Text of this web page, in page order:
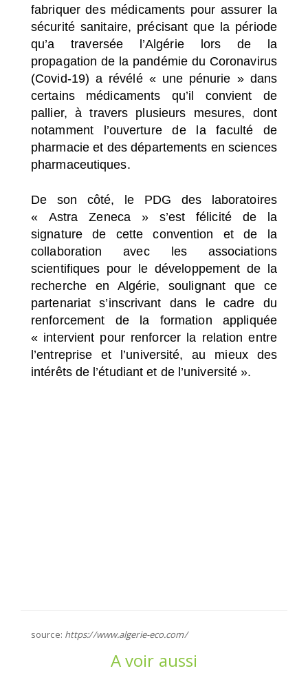
fabriquer des médicaments pour assurer la
sécurité sanitaire, précisant que la période
qu’a traversée l’Algérie lors de la
propagation de la pandémie du Coronavirus
(Covid-19) a révélé « une pénurie » dans
certains médicaments qu’il convient de
pallier, à travers plusieurs mesures, dont
notamment l’ouverture de la faculté de
pharmacie et des départements en sciences
pharmaceutiques.
De son côté, le PDG des laboratoires
« Astra Zeneca » s’est félicité de la
signature de cette convention et de la
collaboration avec les associations
scientifiques pour le développement de la
recherche en Algérie, soulignant que ce
partenariat s’inscrivant dans le cadre du
renforcement de la formation appliquée
« intervient pour renforcer la relation entre
l’entreprise et l’université, au mieux des
intérêts de l’étudiant et de l’université ».
source: https://www.algerie-eco.com/
A voir aussi